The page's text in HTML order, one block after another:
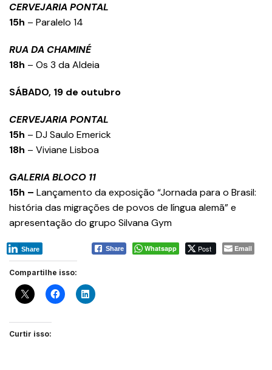
CERVEJARIA PONTAL
15h – Paralelo 14
RUA DA CHAMINÉ
18h – Os 3 da Aldeia
SÁBADO, 19 de outubro
CERVEJARIA PONTAL
15h – DJ Saulo Emerick
18h – Viviane Lisboa
GALERIA BLOCO 11
15h – Lançamento da exposição “Jornada para o Brasil:
história das migrações de povos de língua alemã” e
apresentação do grupo Silvana Gym
Share Whatsapp Post Email
Share
Compartilhe isso:
Curtir isso: